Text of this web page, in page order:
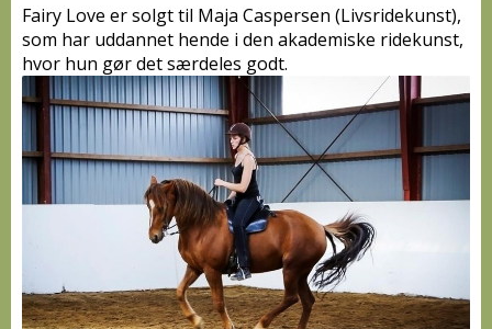
Fairy Love er solgt til Maja Caspersen (Livsridekunst),
som har uddannet hende i den akademiske ridekunst,
hvor hun gør det særdeles godt.